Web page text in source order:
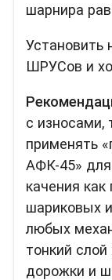
шарнира
Установить
ШРУСов и
с износами,
применять
АФК-45»
качения
шариковых
любых
тонкий
дорожки и